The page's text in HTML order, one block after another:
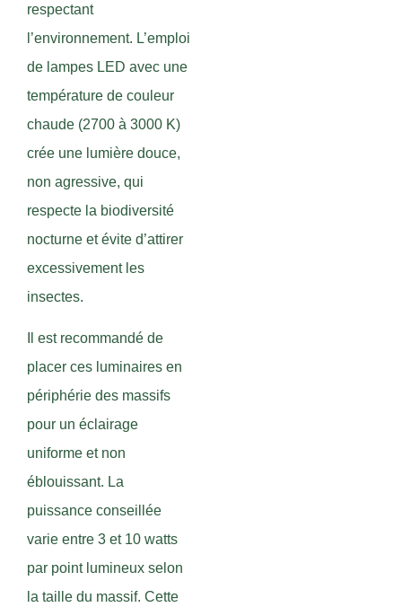
respectant
l’environnement. L’emploi
de lampes LED avec une
température de couleur
chaude (2700 à 3000 K)
crée une lumière douce,
non agressive, qui
respecte la biodiversité
nocturne et évite d’attirer
excessivement les
insectes.
Il est recommandé de
placer ces luminaires en
périphérie des massifs
pour un éclairage
uniforme et non
éblouissant. La
puissance conseillée
varie entre 3 et 10 watts
par point lumineux selon
la taille du massif. Cette